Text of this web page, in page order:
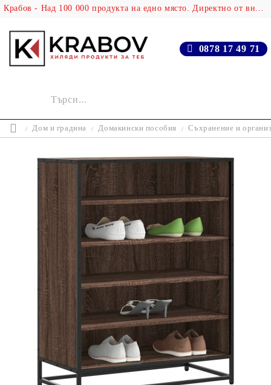
Крабов - Над 100 000 продукта на едно място. Директно от вносителя!
0878 17 49 71
Дом и градина Домакински пособия Съхранение и